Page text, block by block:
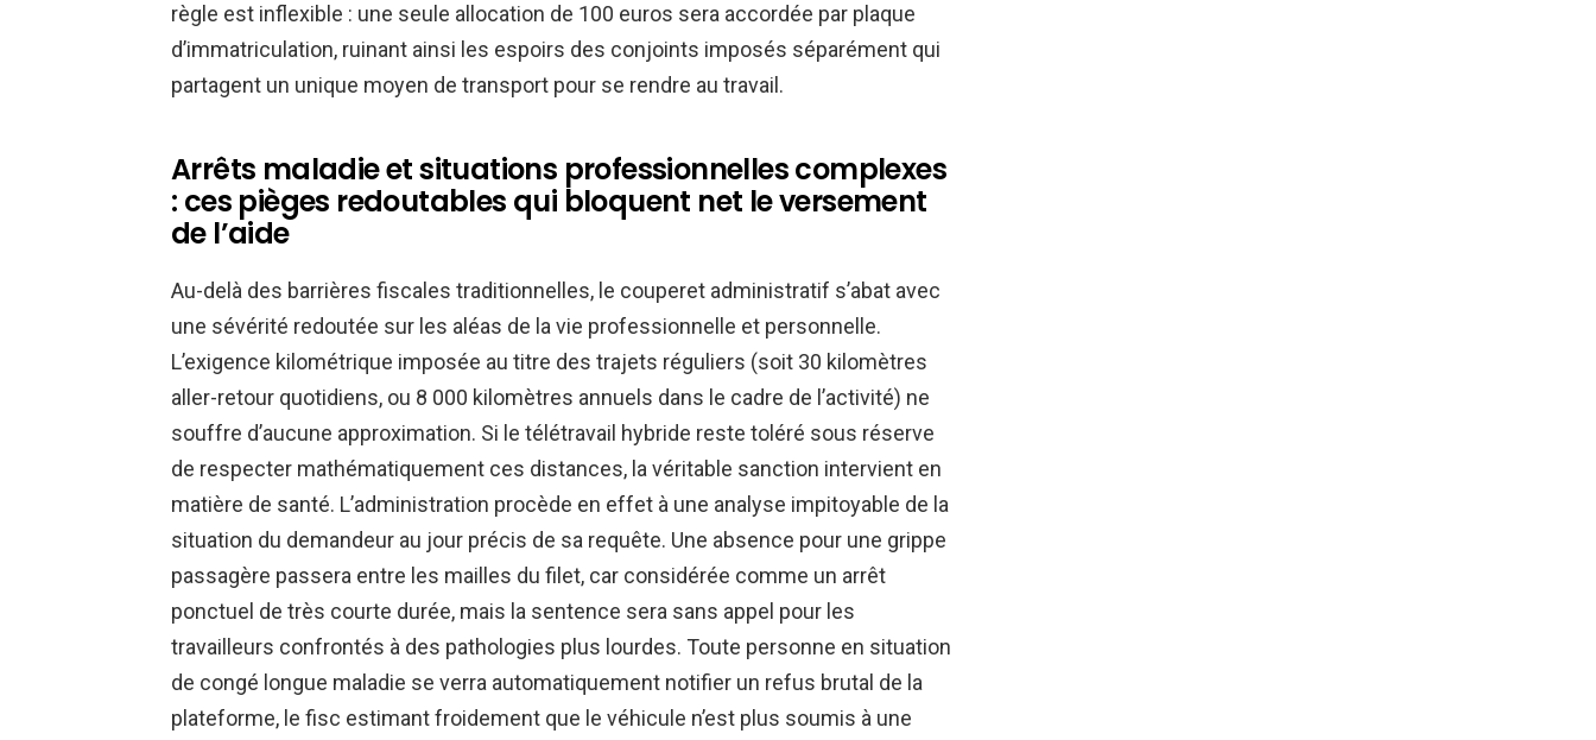
règle est inflexible : une seule allocation de 100 euros sera accordée par plaque
d’immatriculation, ruinant ainsi les espoirs des conjoints imposés séparément qui
partagent un unique moyen de transport pour se rendre au travail.
Arrêts maladie et situations professionnelles complexes
: ces pièges redoutables qui bloquent net le versement
de l’aide
Au-delà des barrières fiscales traditionnelles, le couperet administratif s’abat avec
une sévérité redoutée sur les aléas de la vie professionnelle et personnelle.
L’exigence kilométrique imposée au titre des trajets réguliers (soit 30 kilomètres
aller-retour quotidiens, ou 8 000 kilomètres annuels dans le cadre de l’activité) ne
souffre d’aucune approximation. Si le télétravail hybride reste toléré sous réserve
de respecter mathématiquement ces distances, la véritable sanction intervient en
matière de santé. L’administration procède en effet à une analyse impitoyable de la
situation du demandeur au jour précis de sa requête. Une absence pour une grippe
passagère passera entre les mailles du filet, car considérée comme un arrêt
ponctuel de très courte durée, mais la sentence sera sans appel pour les
travailleurs confrontés à des pathologies plus lourdes. Toute personne en situation
de congé longue maladie se verra automatiquement notifier un refus brutal de la
plateforme, le fisc estimant froidement que le véhicule n’est plus soumis à une